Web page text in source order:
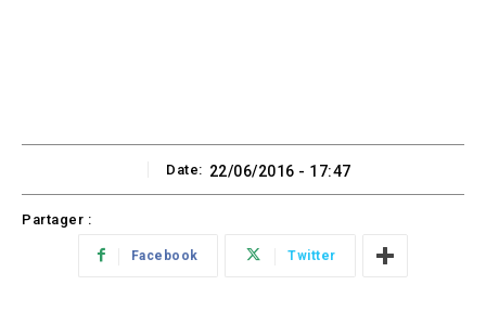
Date: 22/06/2016 - 17:47
Partager :
Facebook Twitter